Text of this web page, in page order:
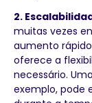
2.
muitas vezes
aumento
oferece a
necessário.
exemplo, pode